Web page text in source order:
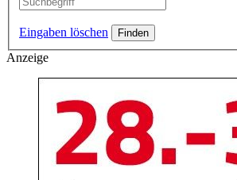
Eingaben löschen
Anzeige